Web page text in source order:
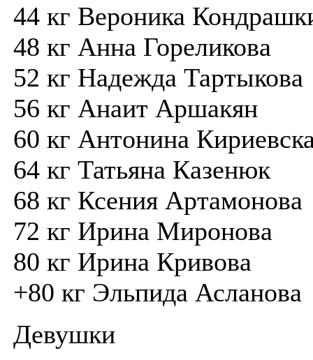
44 кг Вероника
48 кг Анна Гореликова
52 кг Надежда Тартыкова
56 кг Анаит Аршакян
60 кг Антонина
64 кг Татьяна Казенюк
68 кг Ксения Артамонова
72 кг Ирина Миронова
80 кг Ирина Кривова
+80 кг Эльпида Асланова
Девушки